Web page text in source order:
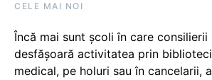
CELE MAI NOI
Încă mai sunt școli în care consilierii
desfășoară activitatea prin
medical, pe holuri sau în cancelarii,